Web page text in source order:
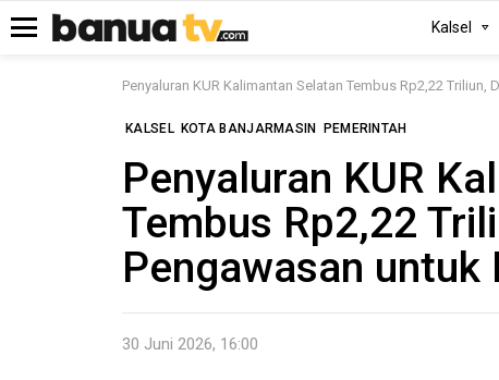
Kalsel
Penyaluran KUR Kalimantan Selatan Tembus Rp2,22
KALSEL KOTA BANJARMASIN PEMERINTAH
Penyaluran KUR
Tembus Rp2,22
Pengawasan untuk
30 Juni 2026, 16:00